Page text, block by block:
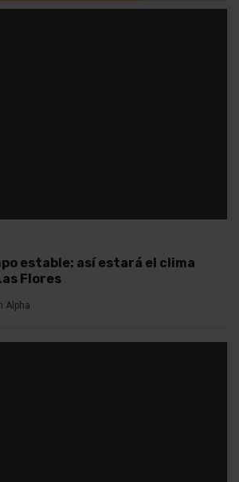
estable: así estará el clima
Flores
Alpha